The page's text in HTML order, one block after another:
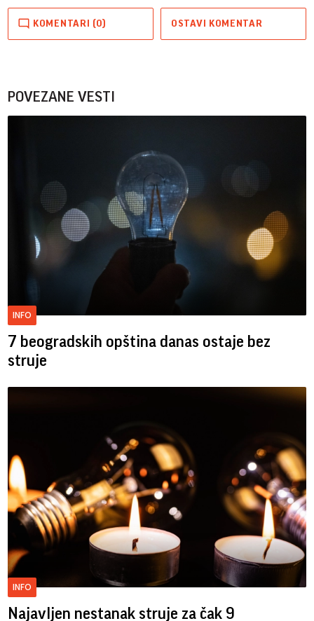
KOMENTARI (0) OSTAVI KOMENTAR
POVEZANE VESTI
INFO
7 beogradskih opština danas ostaje bez
struje
INFO
Najavljen nestanak struje za čak 9